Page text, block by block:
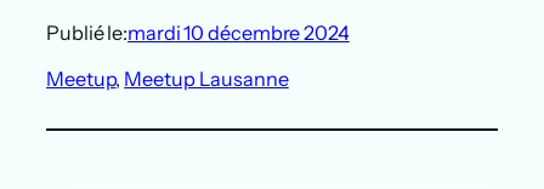
Publié le:mardi 10 décembre 2024
Meetup, Meetup Lausanne